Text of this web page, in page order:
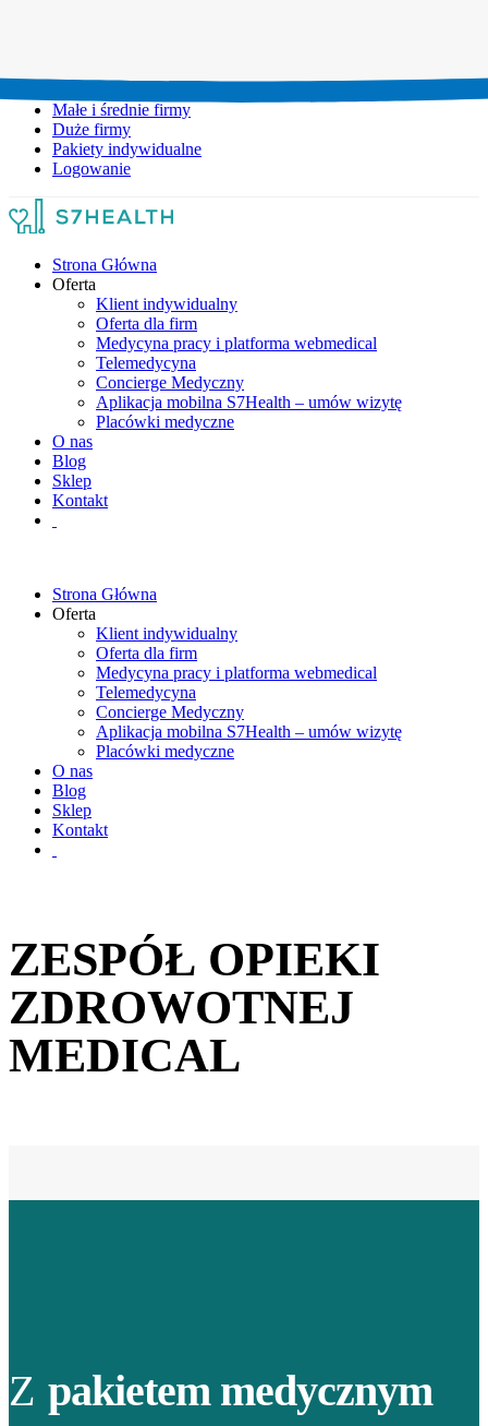
Małe i średnie firmy
Duże firmy
Pakiety indywidualne
Logowanie
Strona Główna
Oferta
Klient indywidualny
Oferta dla firm
Medycyna pracy i platforma webmedical
Telemedycyna
Concierge Medyczny
Aplikacja mobilna S7Health – umów wizytę
Placówki medyczne
O nas
Blog
Sklep
Kontakt
Strona Główna
Oferta
Klient indywidualny
Oferta dla firm
Medycyna pracy i platforma webmedical
Telemedycyna
Concierge Medyczny
Aplikacja mobilna S7Health – umów wizytę
Placówki medyczne
O nas
Blog
Sklep
Kontakt
ZESPÓŁ OPIEKI
ZDROWOTNEJ
MEDICAL
Z pakietem medycznym